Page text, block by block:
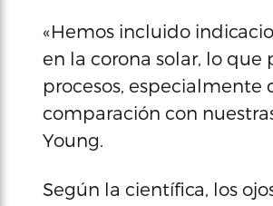
«Hemos incluido
en la corona solar, lo
procesos,
comparación con
Young.
Según la científica, los